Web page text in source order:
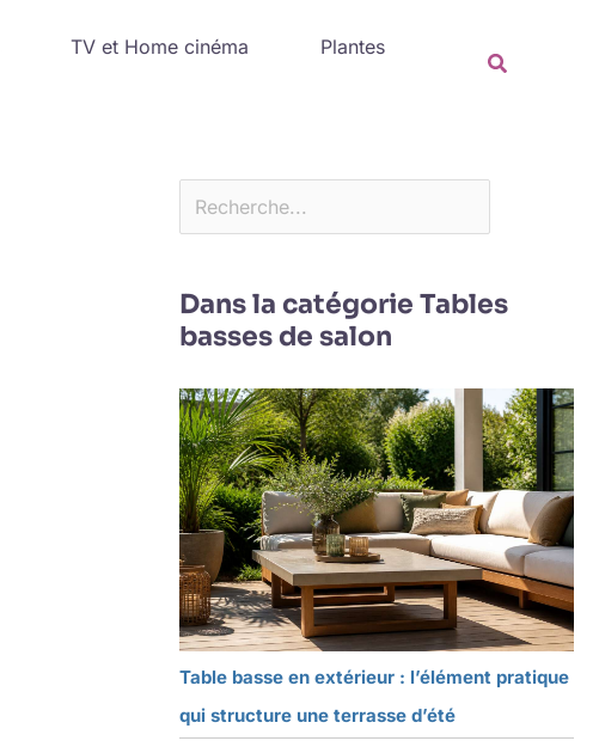
TV et Home cinéma
Plantes
Dans la catégorie Tables
basses de salon
Table basse en extérieur : l’élément pratique
qui structure une terrasse d’été